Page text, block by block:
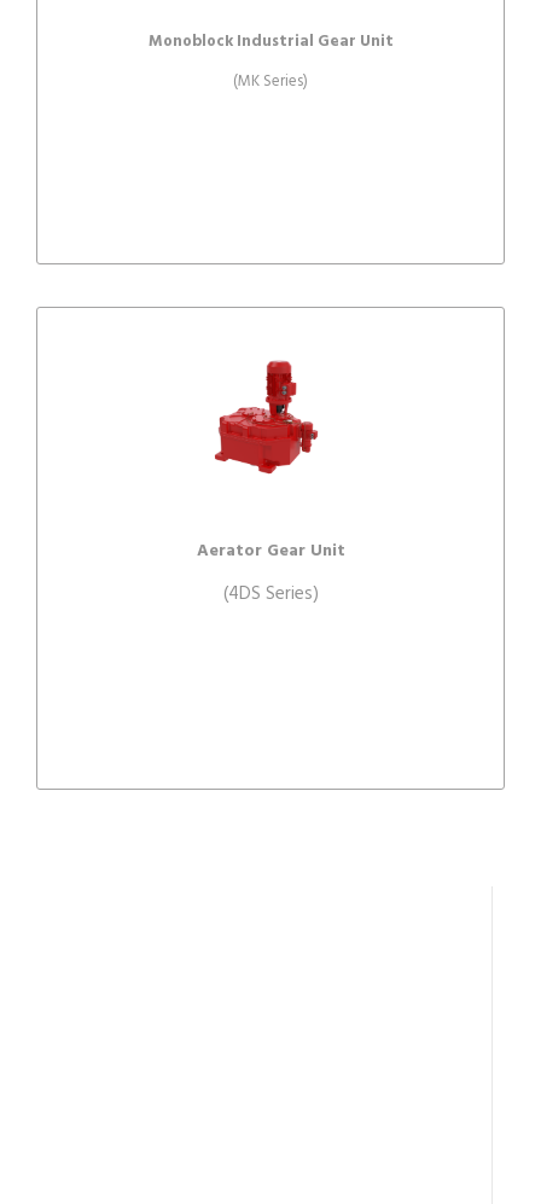
Monoblock Industrial Gear Unit
(MK Series)
Aerator Gear Unit
(4DS Series)